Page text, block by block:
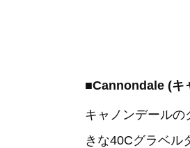
■Cannondale (キ
キャノンデール
きな40Cグラベル